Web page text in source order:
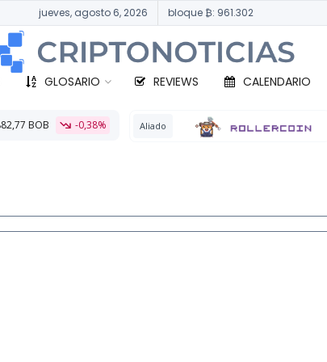
jueves, agosto 6, 2026 bloque ₿: 961.302
GLOSARIO REVIEWS CALENDARIO
Aliado BTC